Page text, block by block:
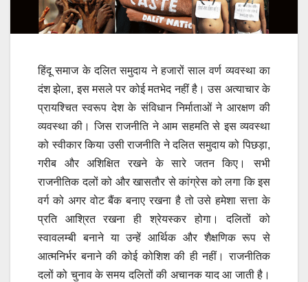
हिंदू समाज के दलित समुदाय ने हजारों साल वर्ण व्यवस्था का
दंश झेला, इस मसले पर कोई मतभेद नहीं है। उस अत्याचार के
प्रायश्चित स्वरूप देश के संविधान निर्माताओं ने आरक्षण की
व्यवस्था की। जिस राजनीति ने आम सहमति से इस व्यवस्था
को स्वीकार किया उसी राजनीति ने दलित समुदाय को पिछड़ा,
गरीब और अशिक्षित रखने के सारे जतन किए। सभी
राजनीतिक दलों को और खासतौर से कांग्रेस को लगा कि इस
वर्ग को अगर वोट बैंक बनाए रखना है तो उसे हमेशा सत्ता के
प्रति आश्रित रखना ही श्रेयस्कर होगा। दलितों को
स्वावलम्बी बनाने या उन्हें आर्थिक और शैक्षणिक रूप से
आत्मनिर्भर बनाने की कोई कोशिश की ही नहीं। राजनीतिक
दलों को चुनाव के समय दलितों की अचानक याद आ जाती है।